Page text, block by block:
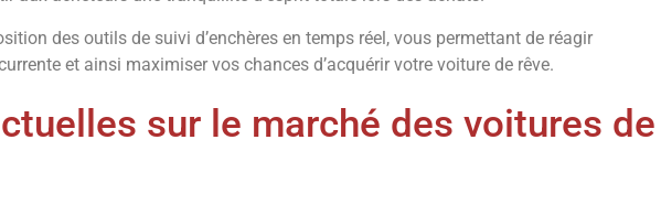
des outils de suivi d’enchères en temps réel, vous permettant de réagir
et ainsi maximiser vos chances d’acquérir votre voiture de rêve.
sur le marché des voitures de